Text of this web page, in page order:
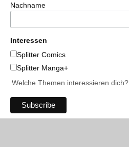
Nachname
Interessen
Splitter Comics
Splitter Manga+
Welche Themen interessieren dich?